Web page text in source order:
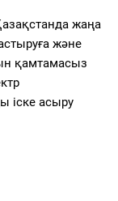
жаңа
және
қамтамасыз
іске асыру